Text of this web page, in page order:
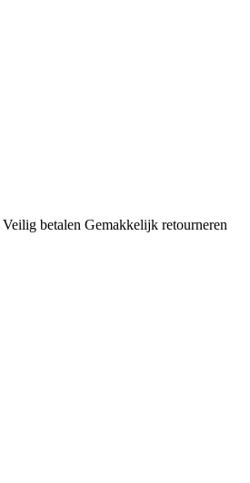
Veilig betalen Gemakkelijk retourneren